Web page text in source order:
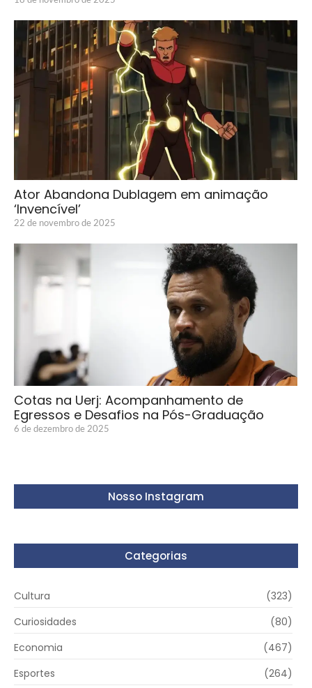
Ator Abandona Dublagem em animação
‘Invencível’
22 de novembro de 2025
Cotas na Uerj: Acompanhamento de
Egressos e Desafios na Pós-Graduação
6 de dezembro de 2025
Nosso Instagram
Categorias
Cultura
(323)
Curiosidades
(80)
Economia
(467)
Esportes
(264)